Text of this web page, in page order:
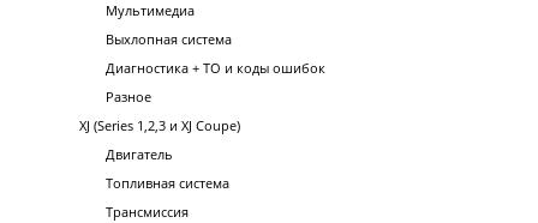
Мультимедиа
Выхлопная система
Диагностика + ТО и коды ошибок
Разное
XJ (Series 1,2,3 и XJ Coupe)
Двигатель
Топливная система
Трансмиссия